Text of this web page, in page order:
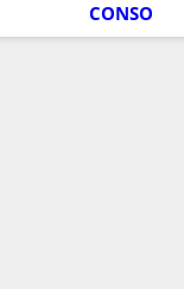
CONSO